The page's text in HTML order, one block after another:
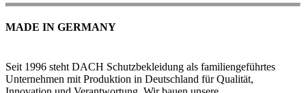
MADE IN GERMANY
Seit 1996 steht DACH Schutzbekleidung als familiengeführtes
Unternehmen mit Produktion in Deutschland für Qualität,